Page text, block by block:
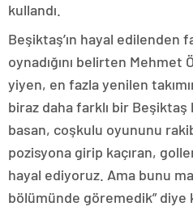
kullandı.
Beşiktaş’ın hayal edilenden
oynadığını belirten Mehmet
yiyen, en fazla yenilen
biraz daha farklı bir
basan, coşkulu oyununu
pozisyona girip kaçıran,
hayal ediyoruz. Ama bunu
bölümünde göremedik” diye